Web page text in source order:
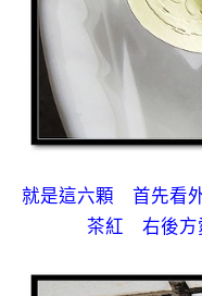
就是這六顆 首先看
茶紅 右後方